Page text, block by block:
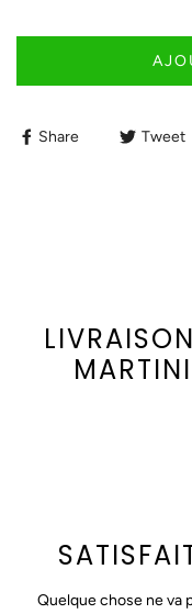
Share Tweet
Quelque chose ne va